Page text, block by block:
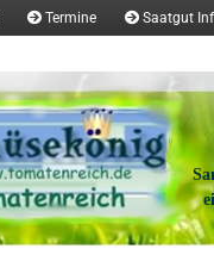
Termine Saatgut